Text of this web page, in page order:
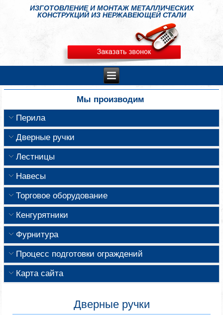
ИЗГОТОВЛЕНИЕ И МОНТАЖ МЕТАЛЛИЧЕСКИХ
КОНСТРУКЦИЙ ИЗ НЕРЖАВЕЮЩЕЙ СТАЛИ
Мы производим
Перила
Дверные ручки
Лестницы
Навесы
Торговое оборудование
Кенгурятники
Фурнитура
Процесс подготовки ограждений
Карта сайта
Дверные ручки